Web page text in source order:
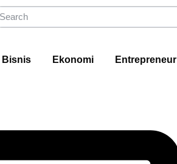
Bisnis Ekonomi Entrepreneur